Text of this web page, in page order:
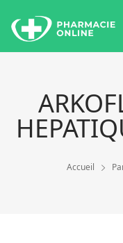
Accueil